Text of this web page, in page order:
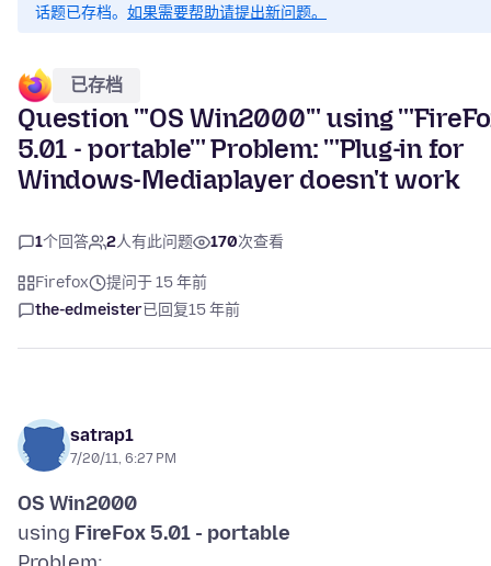
话题已存档。 如果需要帮助请提出新问题。
已存档
Question '''OS Win2000''' using
5.01 - portable''' Problem: '''Plug-in for
Windows-Mediaplayer doesn't work
1个回答 2人有此问题 170次查看
Firefox
提问于 15 年前
the-edmeister已回复15 年前
satrap1
7/20/11, 6:27 PM
OS Win2000
using FireFox 5.01 - portable